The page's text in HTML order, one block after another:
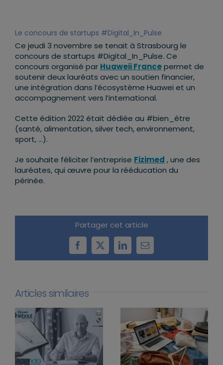
Le concours de startups #Digital_In_Pulse
Ce jeudi 3 novembre se tenait à Strasbourg le
concours de startups #Digital_In_Pulse. Ce
concours organisé par Huaweii Francepermet de
soutenir deux lauréats avec un soutien financier,
une intégration dans l’écosystème Huawei et un
accompagnement vers l’international.
Cette édition 2022 était dédiée au #bien_être
(santé, alimentation, silver tech, environnement,
sport, …).
Je souhaite féliciter l’entreprise Fizimed , une des
lauréates, qui œuvre pour la rééducation du
périnée.
Partager cet article
Facebook
X LinkedInEmail
Articles similaires